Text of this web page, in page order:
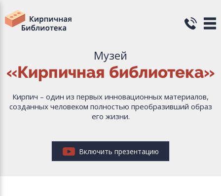
Музей
«Кирпичная библиотека»
Кирпич – один из первых инновационных материалов,
созданных человеком полностью преобразивший образ
его жизни.
Включить презентацию